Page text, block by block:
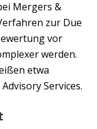
Mergers &
zur Due
vor
werden.
etwa
Services.